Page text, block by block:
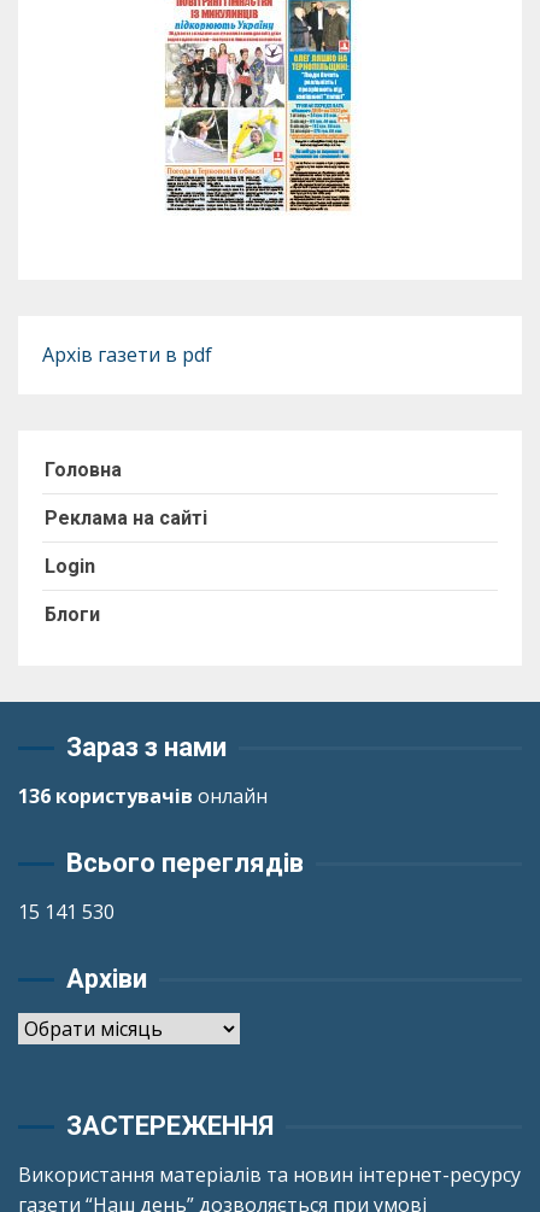
Архів газети в pdf
Головна
Реклама на сайті
Login
Блоги
Зараз з нами
136 користувачів онлайн
Всього переглядів
15 141 530
Архіви
Архіви
ЗАСТЕРЕЖЕННЯ
Використання матеріалів та новин інтернет-ресурсу
газети “Наш день” дозволяється при умові